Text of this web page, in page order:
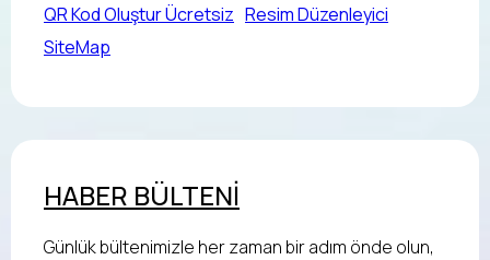
QR Kod Oluştur Ücretsiz Resim Düzenleyici
SiteMap
HABER BÜLTENİ
Günlük bültenimizle her zaman bir adım önde olun,